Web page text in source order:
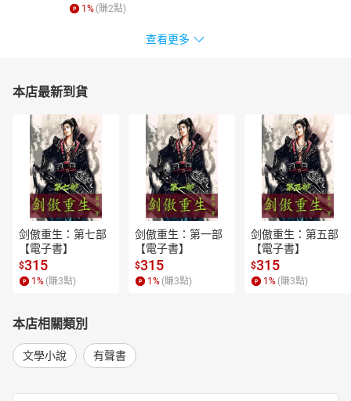
1% (賺2點)
查看更多
本店最新到貨
剑傲重生：第七部
【電子書】
$315
1 % (賺3點)
剑傲重生：第一部
【電子書】
$315
1 % (賺3點)
剑傲重生：第五部
【電子書】
$315
1 % (賺3點)
本店相關類別
文學小說 有聲書